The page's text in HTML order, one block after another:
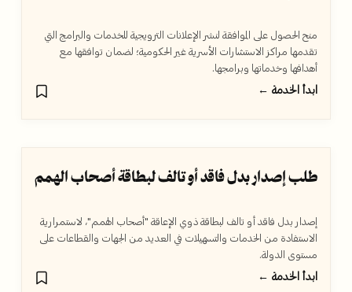
منح الحصول على الموافقة لنشر الإعلانات الترويجية للخدمات والبرامج التي
تقدمها مراكز الاستشارات الأسرية غير الحكومية؛ لضمان توافقها مع
أهدافها وخدماتها وبرامجها.
ابدأ الخدمة ←
طلب إصدار بدل فاقد أو تالف لبطاقة أصحاب الهمم
إصدار بدل فاقد أو تالف لبطاقة ذوي الإعاقة "أصحاب الهمم"، لاستمرارية
الاستفادة من الخدمات والتسهيلات في العديد من الجهات والقطاعات على
مستوى الدولة.
ابدأ الخدمة ←